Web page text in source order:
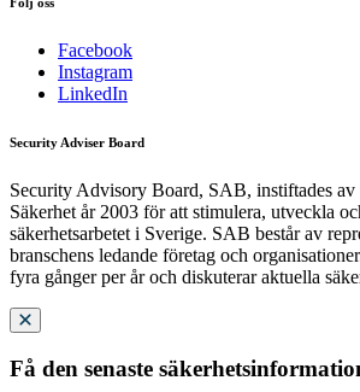
Följ oss
Facebook
Instagram
LinkedIn
Security Adviser Board
Security Advisory Board, SAB, instiftades
Säkerhet år 2003 för att stimulera, utveckla
säkerhetsarbetet i Sverige. SAB består av
branschens ledande företag och
fyra gånger per år och diskuterar aktuella
Få den senaste